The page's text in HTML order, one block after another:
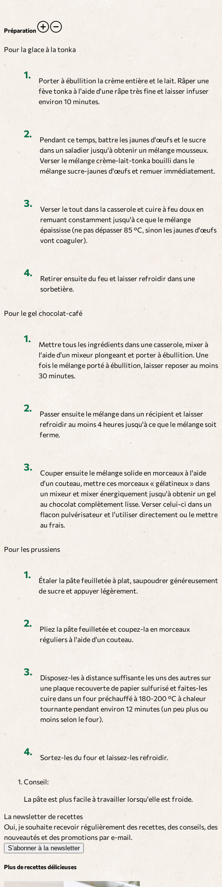
Préparation
Pour la glace à la tonka
Porter à ébullition la crème entière et le lait. Râper une
fève tonka à l'aide d'une râpe très fine et laisser infuser
environ 10 minutes.
Pendant ce temps, battre les jaunes d'œufs et le sucre
dans un saladier jusqu'à obtenir un mélange mousseux.
Verser le mélange crème-lait-tonka bouilli dans le
mélange sucre-jaunes d'œufs et remuer immédiatement.
Verser le tout dans la casserole et cuire à feu doux en
remuant constamment jusqu'à ce que le mélange
épaississe (ne pas dépasser 85 °C, sinon les jaunes d'œufs
vont coaguler).
Retirer ensuite du feu et laisser refroidir dans une
sorbetière.
Pour le gel chocolat-café
Mettre tous les ingrédients dans une casserole, mixer à
l'aide d'un mixeur plongeant et porter à ébullition. Une
fois le mélange porté à ébullition, laisser reposer au moins
30 minutes.
Passer ensuite le mélange dans un récipient et laisser
refroidir au moins 4 heures jusqu'à ce que le mélange soit
ferme.
Couper ensuite le mélange solide en morceaux à l'aide
d'un couteau, mettre ces morceaux « gélatineux » dans
un mixeur et mixer énergiquement jusqu'à obtenir un gel
au chocolat complètement lisse. Verser celui-ci dans un
flacon pulvérisateur et l'utiliser directement ou le mettre
au frais.
Pour les prussiens
Étaler la pâte feuilletée à plat, saupoudrer généreusement
de sucre et appuyer légèrement.
Pliez la pâte feuilletée et coupez-la en morceaux
réguliers à l'aide d'un couteau.
Disposez-les à distance suffisante les uns des autres sur
une plaque recouverte de papier sulfurisé et faites-les
cuire dans un four préchauffé à 180-200 °C à chaleur
tournante pendant environ 12 minutes (un peu plus ou
moins selon le four).
Sortez-les du four et laissez-les refroidir.
Conseil:
La pâte est plus facile à travailler lorsqu'elle est froide.
La newsletter de recettes
Oui, je souhaite recevoir régulièrement des recettes, des conseils, des
nouveautés et des promotions par e-mail.
S'abonner à la newsletter
Plus de recettes délicieuses